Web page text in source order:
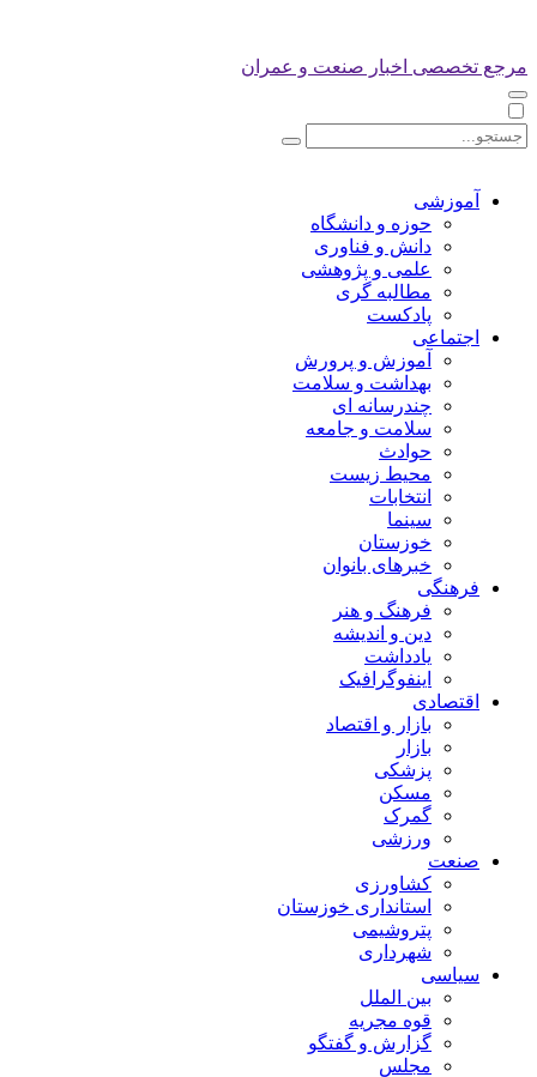
مرجع تخصصی اخبار صنعت و عمران
آموزشی
حوزه و دانشگاه
دانش و فناوری
علمی و پژوهشی
مطالبه گری
پادکست
اجتماعی
آموزش و پرورش
بهداشت و سلامت
چندرسانه ای
سلامت و جامعه
حوادث
محیط زیست
انتخابات
سینما
خوزستان
خبرهای بانوان
فرهنگی
فرهنگ و هنر
دین و اندیشه
یادداشت
اینفوگرافیک
اقتصادی
بازار و اقتصاد
بازار
پزشکی
مسکن
گمرک
ورزشی
صنعت
کشاورزی
استانداری خوزستان
پتروشیمی
شهرداری
سیاسی
بین الملل
قوه مجریه
گزارش و گفتگو
مجلس